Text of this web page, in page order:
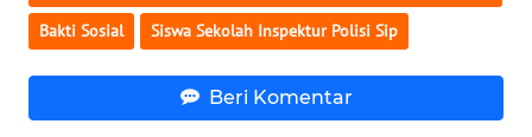
Bakti Sosial Siswa Sekolah Inspektur Polisi Sip
Beri Komentar
WN
WN